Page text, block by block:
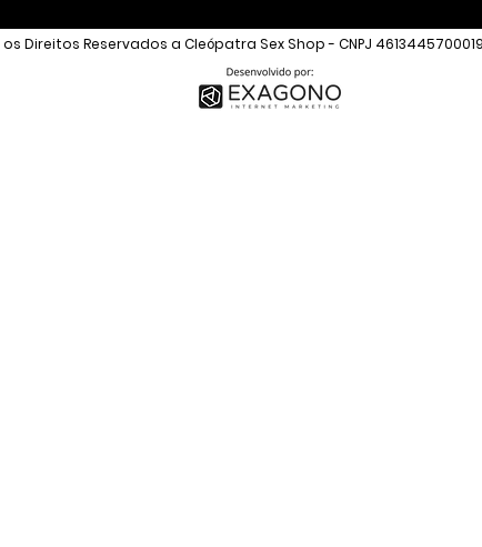
Direitos Reservados a Cleópatra Sex Shop - CNPJ